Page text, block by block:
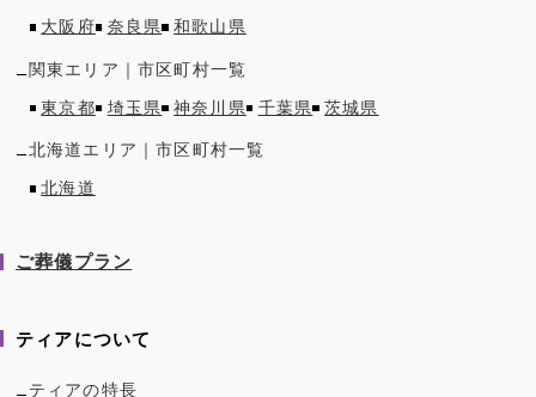
大阪府
奈良県 和歌山県
関東エリア｜市区町村一覧
東京都
埼玉県 神奈川県 千葉県 茨城県
北海道エリア｜市区町村一覧
北海道
ご葬儀プラン
ティアについて
ティアの特長